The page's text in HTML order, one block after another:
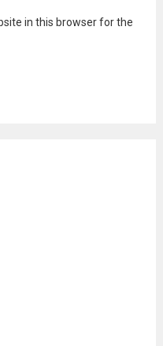
in this browser for the